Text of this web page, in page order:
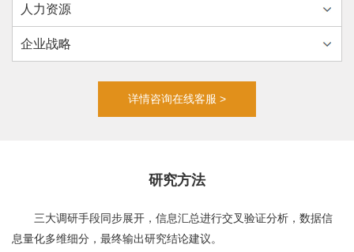
人力资源
企业战略
详情咨询在线客服 >
研究方法
三大调研手段同步展开，信息汇总进行交叉验证分析，数据信
息量化多维细分，最终输出研究结论建议。